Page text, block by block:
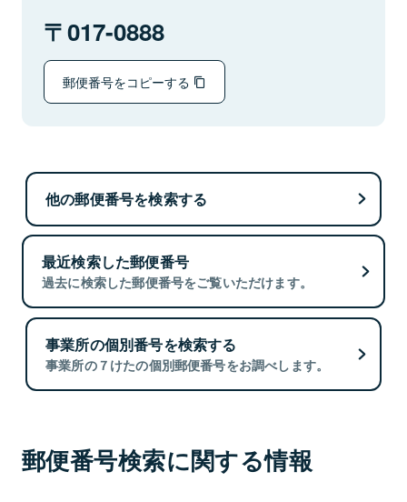
017-0888
郵便番号をコピーする
他の郵便番号を検索する
最近検索した郵便番号
過去に検索した郵便番号をご覧いただけます。
事業所の個別番号を検索する
事業所の７けたの個別郵便番号をお調べします。
郵便番号検索に関する情報